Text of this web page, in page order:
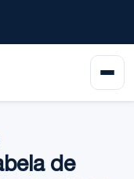
de